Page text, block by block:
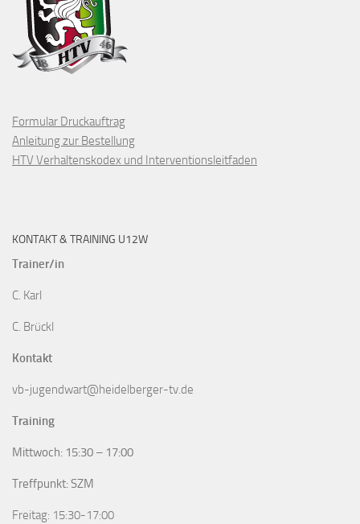
Formular Druckauftrag
Anleitung zur Bestellung
HTV Verhaltenskodex und Interventionsleitfaden
KONTAKT & TRAINING U12W
Trainer/in
C. Karl
C. Brückl
Kontakt
vb-jugendwart@heidelberger-tv.de
Training
Mittwoch: 15:30 – 17:00
Treffpunkt: SZM
Freitag: 15:30-17:00